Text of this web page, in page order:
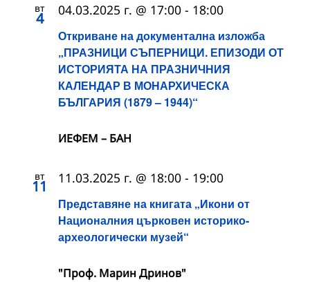
вт
4
Откриване на документална изложба
„ПРАЗНИЦИ СЪПЕРНИЦИ. ЕПИЗОДИ ОТ
ИСТОРИЯТА НА ПРАЗНИЧНИЯ
КАЛЕНДАР В МОНАРХИЧЕСКА
БЪЛГАРИЯ (1879 – 1944)“
04.03.2025 г. @ 17:00 - 18:00
ИЕФЕМ – БАН
вт
11
Представяне на книгата „Икони от
Националния църковен историко-
археологически музей“
11.03.2025 г. @ 18:00 - 19:00
"Проф. Марин Дринов"